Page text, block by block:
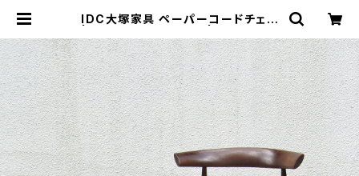
IDC大塚家具 ペーパーコードチェア
坂のリサイクルショップ・古着